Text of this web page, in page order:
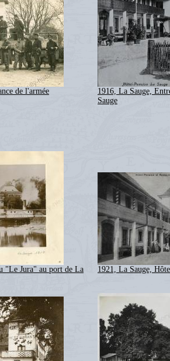
de l'armée
1916, La Sauge,
Sauge
"Le Jura" au port de La
1921, La Sauge,